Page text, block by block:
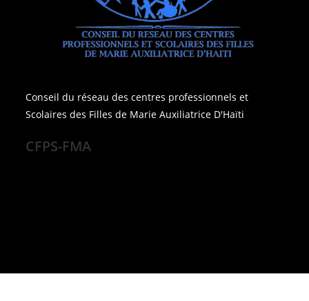
Conseil du réseau des centres professionnels et
Scolaires des Filles de Marie Auxiliatrice D'Haïti
CFPS-FMA